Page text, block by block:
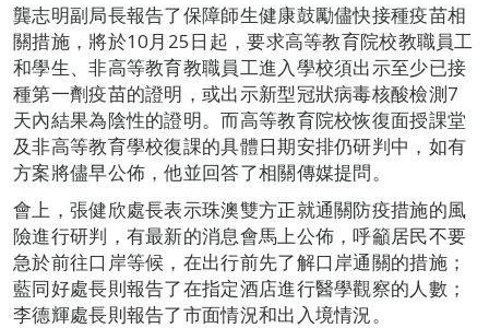
龔志明副局長報告了保障師生健康鼓勵儘快接種疫苗相
關措施，將於10月25日起，要求高等教育院校教職員工
和學生、非高等教育教職員工進入學校須出示至少已接
種第一劑疫苗的證明，或出示新型冠狀病毒核酸檢測7
天內結果為陰性的證明。而高等教育院校恢復面授課堂
及非高等教育學校復課的具體日期安排仍研判中，如有
方案將儘早公佈，他並回答了相關傳媒提問。
會上，張健欣處長表示珠澳雙方正就通關防疫措施的風
險進行研判，有最新的消息會馬上公佈，呼籲居民不要
急於前往口岸等候，在出行前先了解口岸通關的措施；
藍同好處長則報告了在指定酒店進行醫學觀察的人數；
李德輝處長則報告了市面情況和出入境情況。